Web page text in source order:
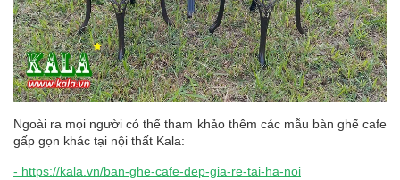
Ngoài ra mọi người có thể tham khảo thêm các mẫu bàn ghế cafe
gấp gọn khác tại nội thất Kala:
- https://kala.vn/ban-ghe-cafe-dep-gia-re-tai-ha-noi